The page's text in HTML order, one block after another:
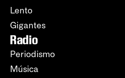
Lento
Gigantes
Radio
Periodismo
Música